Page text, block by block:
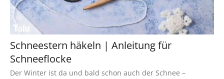
Schneestern häkeln | Anleitung für
Schneeflocke
Der Winter ist da und bald schon auch der Schnee –